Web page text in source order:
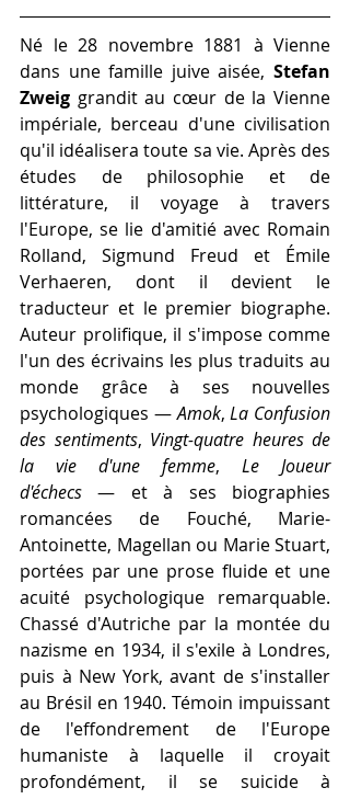
Né le 28 novembre 1881 à Vienne
dans une famille juive aisée, Stefan
Zweig grandit au cœur de la Vienne
impériale, berceau d'une civilisation
qu'il idéalisera toute sa vie. Après des
études de philosophie et de
littérature, il voyage à travers
l'Europe, se lie d'amitié avec Romain
Rolland, Sigmund Freud et Émile
Verhaeren, dont il devient le
traducteur et le premier biographe.
Auteur prolifique, il s'impose comme
l'un des écrivains les plus traduits au
monde grâce à ses nouvelles
psychologiques — Amok, La Confusion
des sentiments, Vingt-quatre heures de
la vie d'une femme, Le Joueur
d'échecs — et à ses biographies
romancées de Fouché, Marie-
Antoinette, Magellan ou Marie Stuart,
portées par une prose fluide et une
acuité psychologique remarquable.
Chassé d'Autriche par la montée du
nazisme en 1934, il s'exile à Londres,
puis à New York, avant de s'installer
au Brésil en 1940. Témoin impuissant
de l'effondrement de l'Europe
humaniste à laquelle il croyait
profondément, il se suicide à